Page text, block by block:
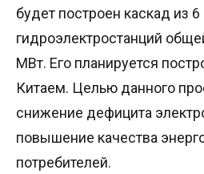
будет построен каскад из 6
гидроэлектростанций
МВт. Его планируется
Китаем. Целью данного
снижение дефицита
повышение качества
потребителей.